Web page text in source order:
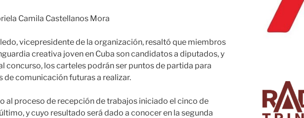
Camila Castellanos Mora
vicepresidente de la organización, resaltó que miembros
creativa joven en Cuba son candidatos a diputados, y
concurso, los carteles podrán ser puntos de partida para
de comunicación futuras a realizar.
al proceso de recepción de trabajos iniciado el cinco de
y cuyo resultado será dado a conocer en la segunda